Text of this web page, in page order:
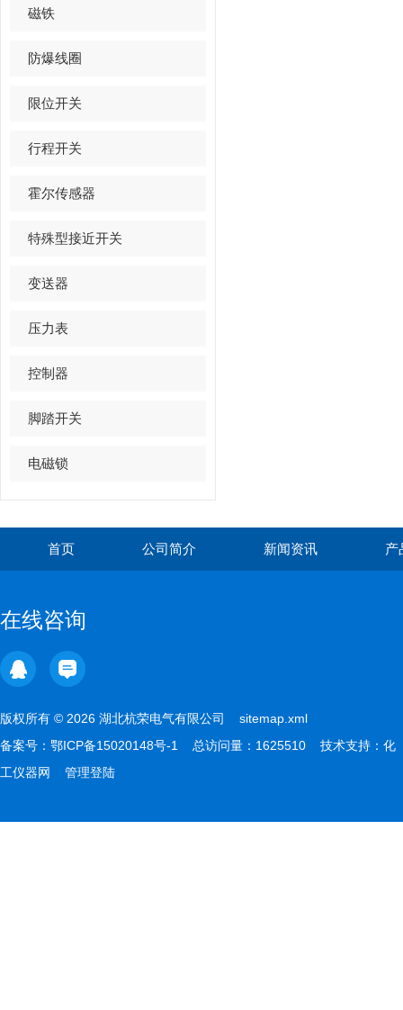
磁铁
防爆线圈
限位开关
行程开关
霍尔传感器
特殊型接近开关
变送器
压力表
控制器
脚踏开关
电磁锁
首页 公司简介 新闻资讯 产
在线咨询
版权所有 © 2026 湖北杭荣电气有限公司 sitemap.xml
备案号： 鄂ICP备15020148号-1 总访问量：1625510 技术支持： 化
工仪器网
管理登陆